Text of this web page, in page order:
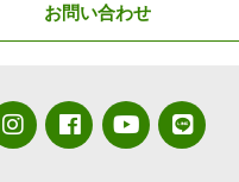
お問い合わせ